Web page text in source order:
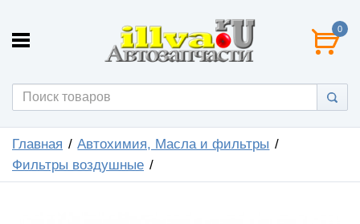
0
Главная
Автохимия, Масла и фильтры
Фильтры воздушные